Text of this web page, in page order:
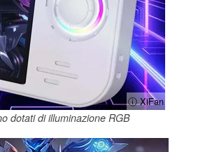
ⓘ XiFan
dotati di illuminazione RGB